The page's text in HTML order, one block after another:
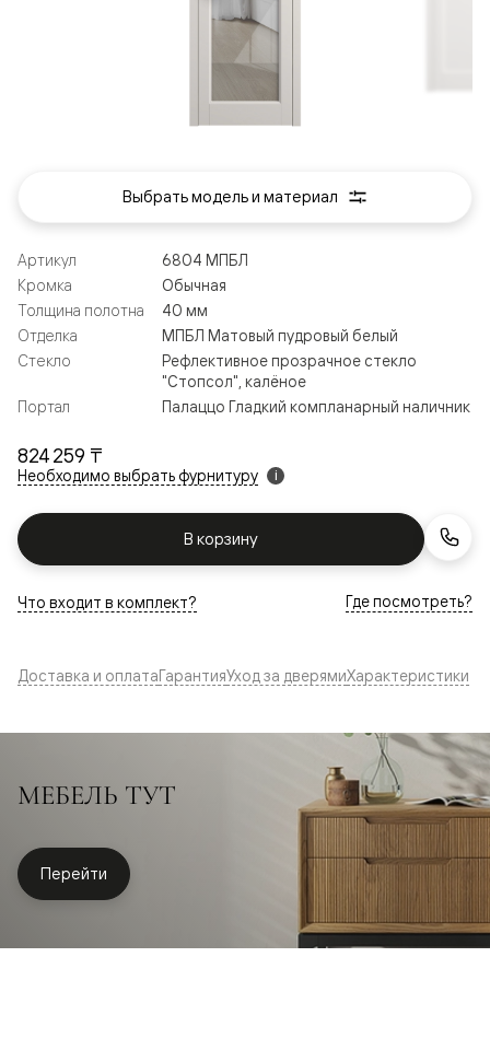
824 259 ₸
Необходимо выбрать фурнитуру i
В корзину
Артикул
6804 МПБЛ
Кромка
Обычная
Толщина полотна
40 мм
Отделка
МПБЛ Матовый пудровый белый
Стекло
Рефлективное прозрачное стекло
"Стопсол", калёное
Портал
Палаццо Гладкий компланарный наличник
Что входит в комплект? Где посмотреть?
Выбрать модель и материал
Доставка и оплатаГарантияУход за дверямиХарактеристики
МЕБЕЛЬ ТУТ
Перейти